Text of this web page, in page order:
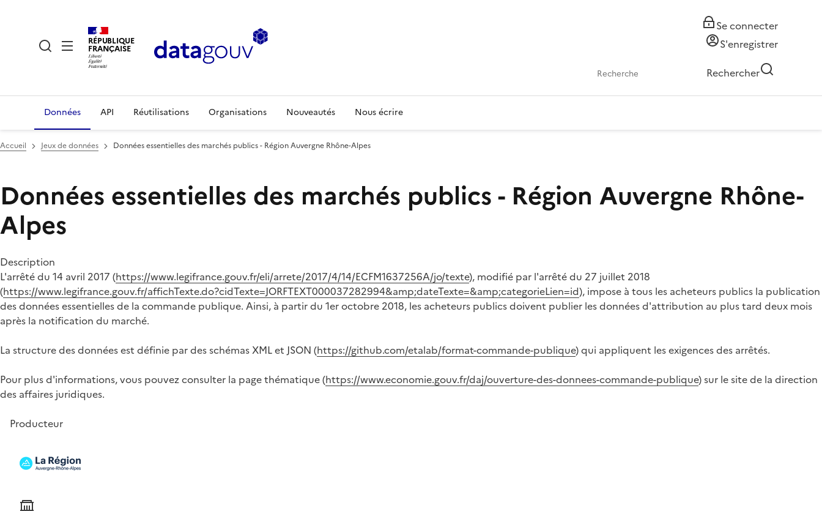
RÉPUBLIQUE
FRANÇAISE
Se connecter
S'enregistrer
Rechercher
Données API Réutilisations Organisations Nouveautés Nous écrire
Accueil Jeux de données Données essentielles des marchés publics - Région Auvergne Rhône-Alpes
Données essentielles des marchés publics - Région Auvergne Rhône-
Alpes
Description
L'arrêté du 14 avril 2017 (https://www.legifrance.gouv.fr/eli/arrete/2017/4/14/ECFM1637256A/jo/texte), modifié par l'arrêté du 27 juillet 2018
(https://www.legifrance.gouv.fr/affichTexte.do?cidTexte=JORFTEXT000037282994&amp;dateTexte=&amp;categorieLien=id), impose à tous les acheteurs publics la publication
des données essentielles de la commande publique. Ainsi, à partir du 1er octobre 2018, les acheteurs publics doivent publier les données d'attribution au plus tard deux mois
après la notification du marché.
La structure des données est définie par des schémas XML et JSON (https://github.com/etalab/format-commande-publique) qui appliquent les exigences des arrêtés.
Pour plus d'informations, vous pouvez consulter la page thématique (https://www.economie.gouv.fr/daj/ouverture-des-donnees-commande-publique) sur le site de la direction
des affaires juridiques.
Producteur